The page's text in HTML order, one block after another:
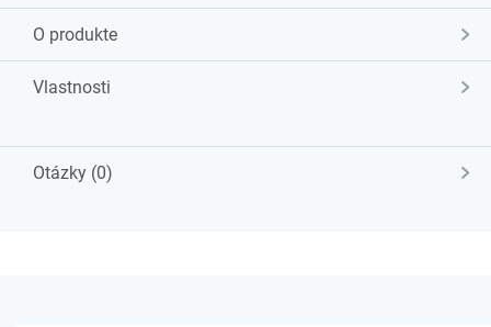
O produkte
Vlastnosti
Otázky (0)